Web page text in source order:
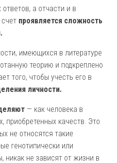
а отчасти и в
проявляется сложность
имеющихся в литературе
теорию и подкреплено
того, чтобы учесть его в
личности.
— как человека в
приобретенных качеств. Это
не относятся такие
генотипически или
никак не зависят от жизни в